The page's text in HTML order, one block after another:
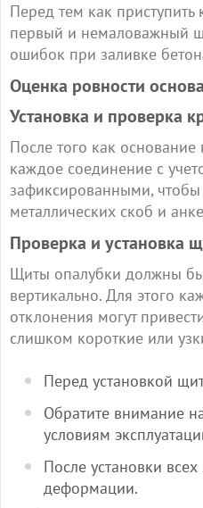
Перед тем как приступить
первый и немаловажный
ошибок при заливке
Оценка ровности
Установка и проверка
После того как
каждое соединение с
зафиксированными,
металлических скоб и
Проверка и установка
Щиты опалубки должны
вертикально. Для этого
отклонения могут
слишком короткие или
Перед установкой
Обратите внимание
условиям
После установки
деформации.